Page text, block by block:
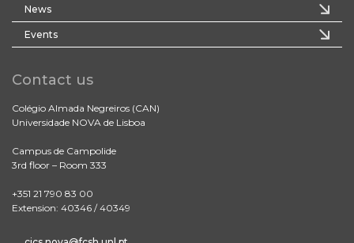
News
Events
Contact us
Colégio Almada Negreiros (CAN)
Universidade NOVA de Lisboa
Campus de Campolide
3rd floor – Room 333
+351 21 790 83 00
Extension: 40346 / 40349